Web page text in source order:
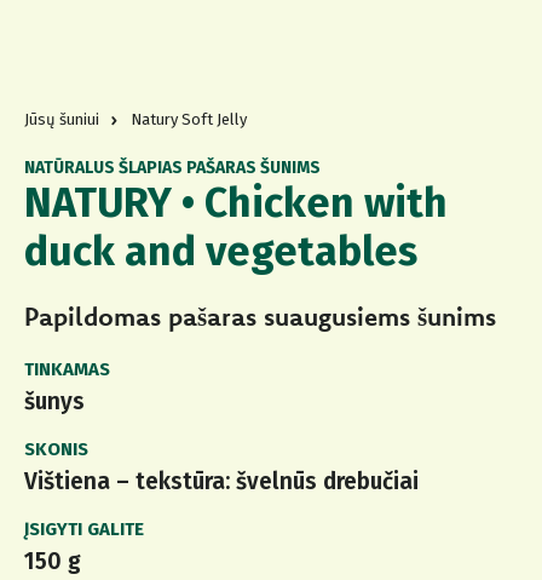
Jūsų šuniui Natury Soft Jelly
NATURY • Chicken with
duck and vegetables
NATŪRALUS ŠLAPIAS PAŠARAS ŠUNIMS
Papildomas pašaras suaugusiems šunims
TINKAMAS
šunys
SKONIS
Vištiena – tekstūra: švelnūs drebučiai
ĮSIGYTI GALITE
150 g